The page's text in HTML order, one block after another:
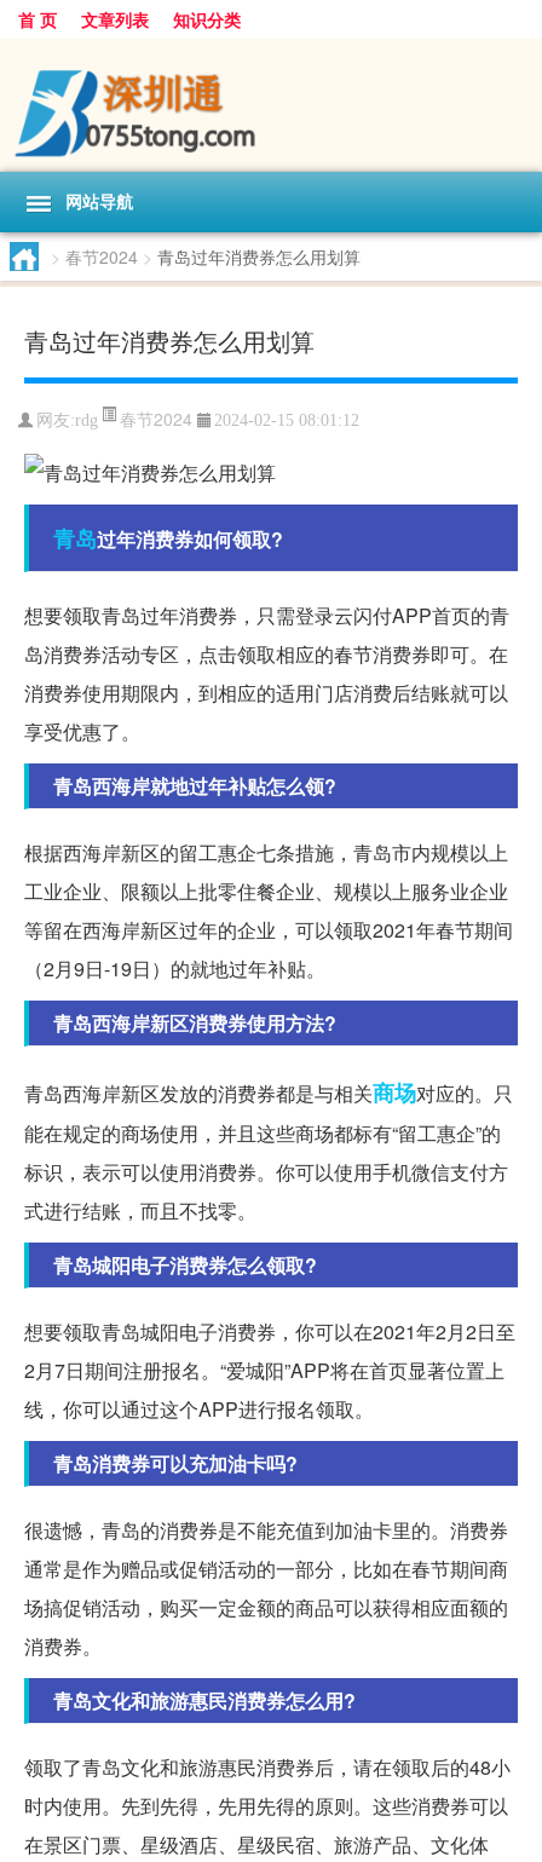
首 页 文章列表 知识分类
网站导航
> 春节2024 > 青岛过年消费券怎么用划算
青岛过年消费券怎么用划算
网友:rdg 春节2024 2024-02-15 08:01:12
青岛过年消费券如何领取?
想要领取青岛过年消费券，只需登录云闪付APP首页的青
岛消费券活动专区，点击领取相应的春节消费券即可。在
消费券使用期限内，到相应的适用门店消费后结账就可以
享受优惠了。
青岛西海岸就地过年补贴怎么领?
根据西海岸新区的留工惠企七条措施，青岛市内规模以上
工业企业、限额以上批零住餐企业、规模以上服务业企业
等留在西海岸新区过年的企业，可以领取2021年春节期间
（2月9日-19日）的就地过年补贴。
青岛西海岸新区消费券使用方法?
青岛西海岸新区发放的消费券都是与相关商场对应的。只
能在规定的商场使用，并且这些商场都标有“留工惠企”的
标识，表示可以使用消费券。你可以使用手机微信支付方
式进行结账，而且不找零。
青岛城阳电子消费券怎么领取?
想要领取青岛城阳电子消费券，你可以在2021年2月2日至
2月7日期间注册报名。“爱城阳”APP将在首页显著位置上
线，你可以通过这个APP进行报名领取。
青岛消费券可以充加油卡吗?
很遗憾，青岛的消费券是不能充值到加油卡里的。消费券
通常是作为赠品或促销活动的一部分，比如在春节期间商
场搞促销活动，购买一定金额的商品可以获得相应面额的
消费券。
青岛文化和旅游惠民消费券怎么用?
领取了青岛文化和旅游惠民消费券后，请在领取后的48小
时内使用。先到先得，先用先得的原则。这些消费券可以
在景区门票、星级酒店、星级民宿、旅游产品、文化体